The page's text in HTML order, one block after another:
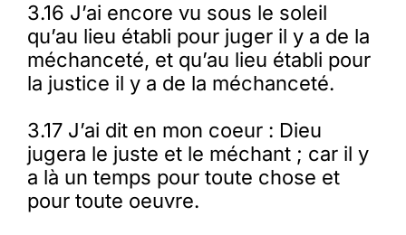
3.16 J’ai encore vu sous le soleil
qu’au lieu établi pour juger il y a de la
méchanceté, et qu’au lieu établi pour
la justice il y a de la méchanceté.
3.17 J’ai dit en mon coeur : Dieu
jugera le juste et le méchant ; car il y
a là un temps pour toute chose et
pour toute oeuvre.